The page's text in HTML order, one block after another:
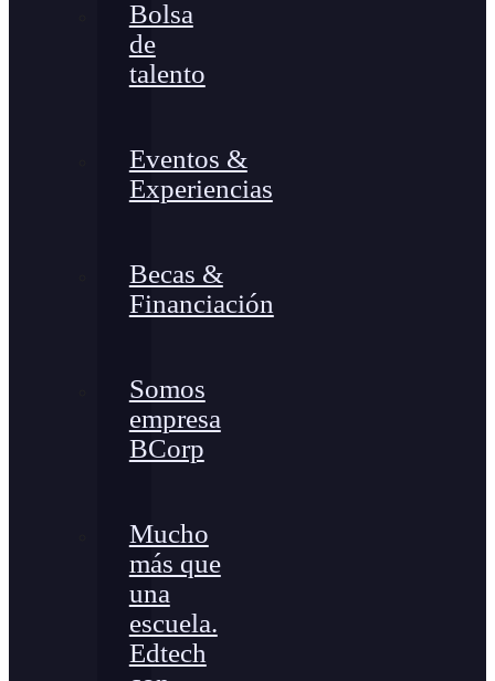
Bolsa
de
talento
Eventos &
Experiencias
Becas &
Financiación
Somos
empresa
BCorp
Mucho
más que
una
escuela.
Edtech